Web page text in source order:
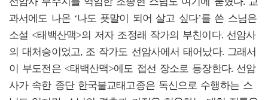
과서에도 나온 ‘나도 푯말이 되어 살고 싶다’를 쓴 스님은
소설 <태백산맥>의 저자 조정래 작가의 부친이다. 선암사
의 대처승이었고, 조 작가도 선암사에서 태어났다. 그래서
이 부도전은 <태백산맥>에도 접선 장소로 등장한다. 선암
사가 속한 종단 한국불교태고종은 독신으로 수행하는 스